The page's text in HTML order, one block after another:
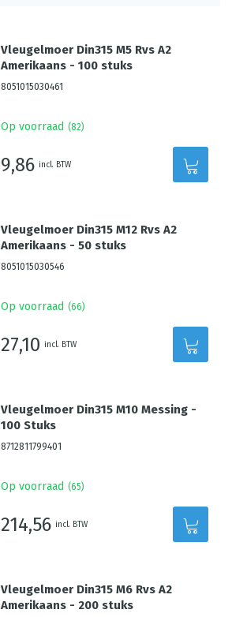
Vleugelmoer Din315 M5 Rvs A2
Amerikaans - 100 stuks
8051015030461
Op voorraad (82)
9,86 incl. BTW
Vleugelmoer Din315 M12 Rvs A2
Amerikaans - 50 stuks
8051015030546
Op voorraad (66)
27,10 incl. BTW
Vleugelmoer Din315 M10 Messing -
100 Stuks
8712811799401
Op voorraad (65)
214,56 incl. BTW
Vleugelmoer Din315 M6 Rvs A2
Amerikaans - 200 stuks